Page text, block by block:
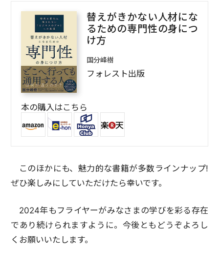
替えがきかない人材にな
るための専門性の身につ
け方
国分峰樹
フォレスト出版
本の購入はこちら
このほかにも、魅力的な書籍が多数ラインナップ!
ぜひ楽しみにしていただけたら幸いです。
2024年もフライヤーがみなさまの学びを彩る存在
であり続けられますように。今後ともどうぞよろし
くお願いいたします。